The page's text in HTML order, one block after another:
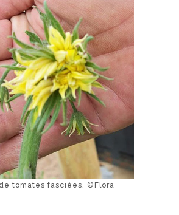
tomates fasciées. ©Flora